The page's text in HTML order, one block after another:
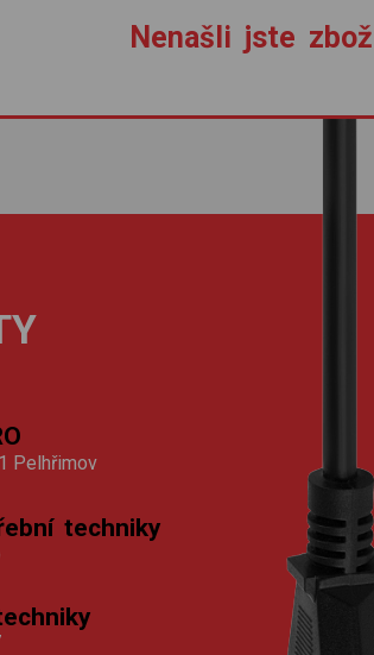
Nenašli jste
Pelhřimov
techniky